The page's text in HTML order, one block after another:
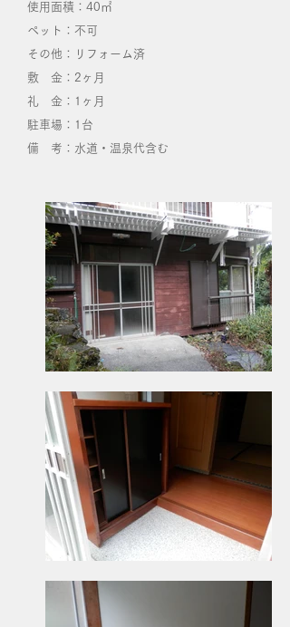
使用面積：40㎡
ペット：不可
その他：リフォーム済
敷 金：2ヶ月
礼 金：1ヶ月
​駐車場：1台
備 考：水道・温泉代含む